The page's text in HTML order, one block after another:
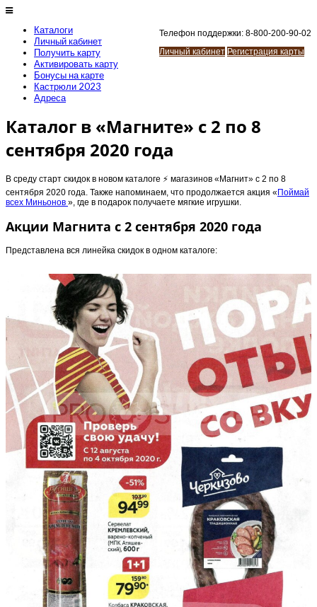
Телефон поддержки: 8-800-200-90-02
Личный кабинет Регистрация карты
Каталоги
Личный кабинет
Получить карту
Активировать карту
Бонусы на карте
Кастрюли 2023
Адреса
Каталог в «Магните» с 2 по 8
сентября 2020 года
В среду старт скидок в новом каталоге ⚡️ магазинов «Магнит» с 2 по 8
сентября 2020 года. Также напоминаем, что продолжается акция « Поймай
всех Миньонов », где в подарок получаете мягкие игрушки.
Акции Магнита с 2 сентября 2020 года
Представлена вся линейка скидок в одном каталоге: